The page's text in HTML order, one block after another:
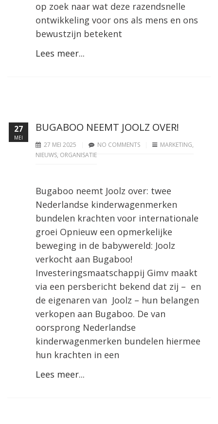
op zoek naar wat deze razendsnelle
ontwikkeling voor ons als mens en ons
bewustzijn betekent
Lees meer...
BUGABOO NEEMT JOOLZ OVER!
27 MEI 2025 NO COMMENTS MARKETING,
NIEUWS, ORGANISATIE
Bugaboo neemt Joolz over: twee
Nederlandse kinderwagenmerken
bundelen krachten voor internationale
groei Opnieuw een opmerkelijke
beweging in de babywereld: Joolz
verkocht aan Bugaboo!
Investeringsmaatschappij Gimv maakt
via een persbericht bekend dat zij – en
de eigenaren van Joolz – hun belangen
verkopen aan Bugaboo. De van
oorsprong Nederlandse
kinderwagenmerken bundelen hiermee
hun krachten in een
Lees meer...
27
MEI